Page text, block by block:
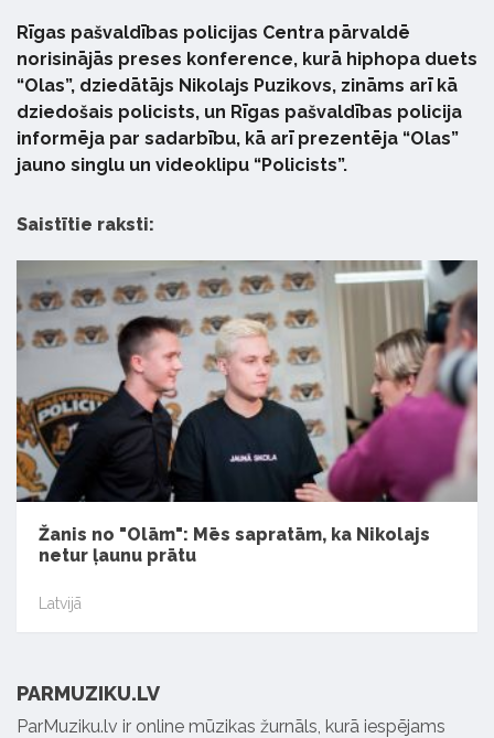
Rīgas pašvaldības policijas Centra pārvaldē
norisinājās preses konference, kurā hiphopa duets
“Olas”, dziedātājs Nikolajs Puzikovs, zināms arī kā
dziedošais policists, un Rīgas pašvaldības policija
informēja par sadarbību, kā arī prezentēja “Olas”
jauno singlu un videoklipu “Policists”.
Saistītie raksti:
Žanis no "Olām": Mēs sapratām, ka Nikolajs
netur ļaunu prātu
Latvijā
PARMUZIKU.LV
ParMuziku.lv ir online mūzikas žurnāls, kurā iespējams